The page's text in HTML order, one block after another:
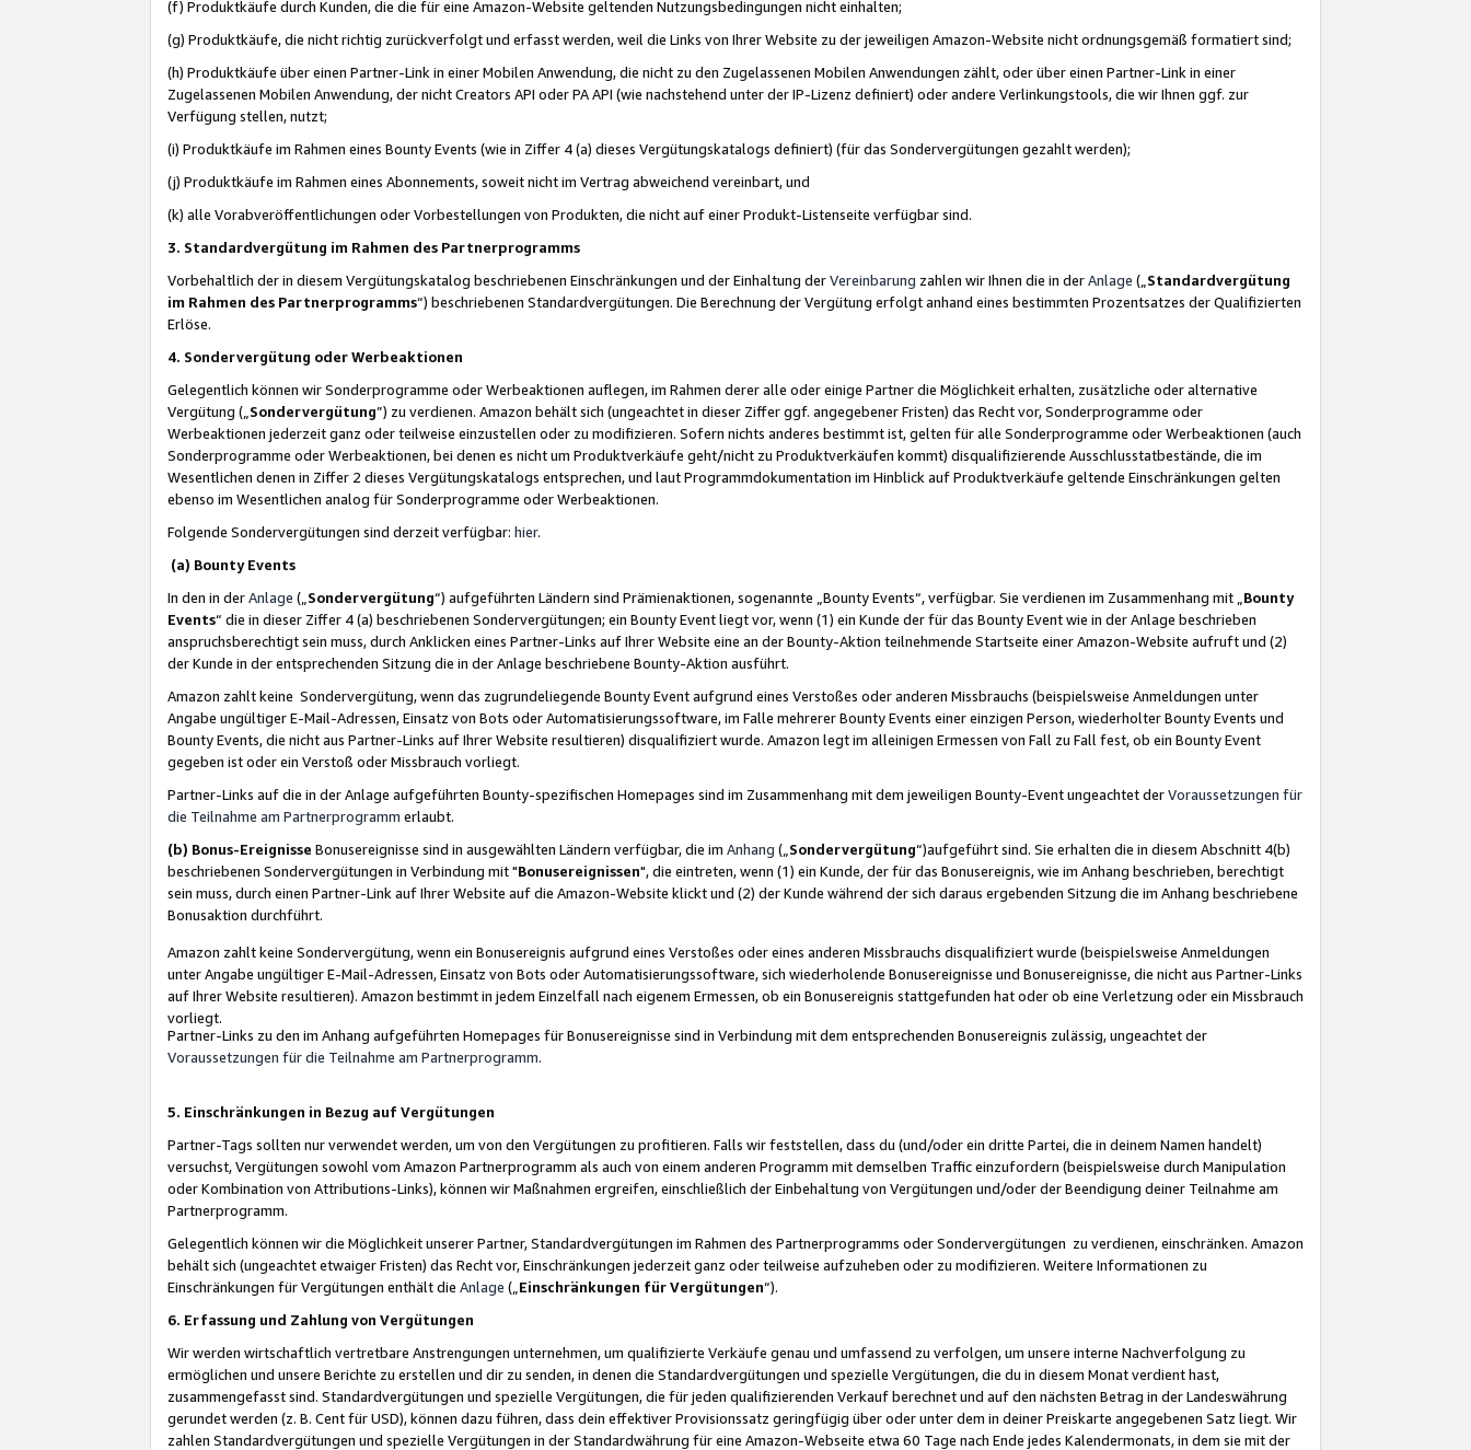
(f) Produktkäufe durch Kunden, die die für eine Amazon-Website geltenden Nutzungsbedingungen nicht einhalten;
(g) Produktkäufe, die nicht richtig zurückverfolgt und erfasst werden, weil die Links von Ihrer Website zu der jeweiligen Amazon-Website nicht ordnungsgemäß formatiert sind;
(h) Produktkäufe über einen Partner-Link in einer Mobilen Anwendung, die nicht zu den Zugelassenen Mobilen Anwendungen zählt, oder über einen Partner-Link in einer
Zugelassenen Mobilen Anwendung, der nicht Creators API oder PA API (wie nachstehend unter der IP-Lizenz definiert) oder andere Verlinkungstools, die wir Ihnen ggf. zur
Verfügung stellen, nutzt;
(i) Produktkäufe im Rahmen eines Bounty Events (wie in Ziffer 4 (a) dieses Vergütungskatalogs definiert) (für das Sondervergütungen gezahlt werden);
(j) Produktkäufe im Rahmen eines Abonnements, soweit nicht im Vertrag abweichend vereinbart, und
(k) alle Vorabveröffentlichungen oder Vorbestellungen von Produkten, die nicht auf einer Produkt-Listenseite verfügbar sind.
3. Standardvergütung im Rahmen des Partnerprogramms
Vorbehaltlich der in diesem Vergütungskatalog beschriebenen Einschränkungen und der Einhaltung derVereinbarung zahlen wir Ihnen die in derAnlage („ Standardvergütung
im Rahmen des Partnerprogramms“) beschriebenen Standardvergütungen. Die Berechnung der Vergütung erfolgt anhand eines bestimmten Prozentsatzes der Qualifizierten
Erlöse.
4. Sondervergütung oder Werbeaktionen
Gelegentlich können wir Sonderprogramme oder Werbeaktionen auflegen, im Rahmen derer alle oder einige Partner die Möglichkeit erhalten, zusätzliche oder alternative
Vergütung („ Sondervergütung”) zu verdienen. Amazon behält sich (ungeachtet in dieser Ziffer ggf. angegebener Fristen) das Recht vor, Sonderprogramme oder
Werbeaktionen jederzeit ganz oder teilweise einzustellen oder zu modifizieren. Sofern nichts anderes bestimmt ist, gelten für alle Sonderprogramme oder Werbeaktionen (auch
Sonderprogramme oder Werbeaktionen, bei denen es nicht um Produktverkäufe geht/nicht zu Produktverkäufen kommt) disqualifizierende Ausschlusstatbestände, die im
Wesentlichen denen in Ziffer 2 dieses Vergütungskatalogs entsprechen, und laut Programmdokumentation im Hinblick auf Produktverkäufe geltende Einschränkungen gelten
ebenso im Wesentlichen analog für Sonderprogramme oder Werbeaktionen.
Folgende Sondervergütungen sind derzeit verfügbar: hier.
(a) Bounty Events
In den in derAnlage („ Sondervergütung“) aufgeführten Ländern sind Prämienaktionen, sogenannte „Bounty Events“, verfügbar. Sie verdienen im Zusammenhang mit „ Bounty
Events“ die in dieser Ziffer 4 (a) beschriebenen Sondervergütungen; ein Bounty Event liegt vor, wenn (1) ein Kunde der für das Bounty Event wie in der Anlage beschrieben
anspruchsberechtigt sein muss, durch Anklicken eines Partner-Links auf Ihrer Website eine an der Bounty-Aktion teilnehmende Startseite einer Amazon-Website aufruft und (2)
der Kunde in der entsprechenden Sitzung die in der Anlage beschriebene Bounty-Aktion ausführt.
Amazon zahlt keine Sondervergütung, wenn das zugrundeliegende Bounty Event aufgrund eines Verstoßes oder anderen Missbrauchs (beispielsweise Anmeldungen unter
Angabe ungültiger E-Mail-Adressen, Einsatz von Bots oder Automatisierungssoftware, im Falle mehrerer Bounty Events einer einzigen Person, wiederholter Bounty Events und
Bounty Events, die nicht aus Partner-Links auf Ihrer Website resultieren) disqualifiziert wurde. Amazon legt im alleinigen Ermessen von Fall zu Fall fest, ob ein Bounty Event
gegeben ist oder ein Verstoß oder Missbrauch vorliegt.
Partner-Links auf die in der Anlage aufgeführten Bounty-spezifischen Homepages sind im Zusammenhang mit dem jeweiligen Bounty-Event ungeachtet derVoraussetzungen für
die Teilnahme am Partnerprogramm erlaubt.
(b) Bonus-Ereignisse Bonusereignisse sind in ausgewählten Ländern verfügbar, die im Anhang („ Sondervergütung“)aufgeführt sind. Sie erhalten die in diesem Abschnitt 4(b)
beschriebenen Sondervergütungen in Verbindung mit "Bonusereignissen", die eintreten, wenn (1) ein Kunde, der für das Bonusereignis, wie im Anhang beschrieben, berechtigt
sein muss, durch einen Partner-Link auf Ihrer Website auf die Amazon-Website klickt und (2) der Kunde während der sich daraus ergebenden Sitzung die im Anhang beschriebene
Bonusaktion durchführt.
Amazon zahlt keine Sondervergütung, wenn ein Bonusereignis aufgrund eines Verstoßes oder eines anderen Missbrauchs disqualifiziert wurde (beispielsweise Anmeldungen
unter Angabe ungültiger E-Mail-Adressen, Einsatz von Bots oder Automatisierungssoftware, sich wiederholende Bonusereignisse und Bonusereignisse, die nicht aus Partner-Links
auf Ihrer Website resultieren). Amazon bestimmt in jedem Einzelfall nach eigenem Ermessen, ob ein Bonusereignis stattgefunden hat oder ob eine Verletzung oder ein Missbrauch
vorliegt.
Partner-Links zu den im Anhang aufgeführten Homepages für Bonusereignisse sind in Verbindung mit dem entsprechenden Bonusereignis zulässig, ungeachtet der
Voraussetzungen für die Teilnahme am Partnerprogramm.
5. Einschränkungen in Bezug auf Vergütungen
Partner-Tags sollten nur verwendet werden, um von den Vergütungen zu profitieren. Falls wir feststellen, dass du (und/oder ein dritte Partei, die in deinem Namen handelt)
versuchst, Vergütungen sowohl vom Amazon Partnerprogramm als auch von einem anderen Programm mit demselben Traffic einzufordern (beispielsweise durch Manipulation
oder Kombination von Attributions-Links), können wir Maßnahmen ergreifen, einschließlich der Einbehaltung von Vergütungen und/oder der Beendigung deiner Teilnahme am
Partnerprogramm.
Gelegentlich können wir die Möglichkeit unserer Partner, Standardvergütungen im Rahmen des Partnerprogramms oder Sondervergütungen zu verdienen, einschränken. Amazon
behält sich (ungeachtet etwaiger Fristen) das Recht vor, Einschränkungen jederzeit ganz oder teilweise aufzuheben oder zu modifizieren. Weitere Informationen zu
Einschränkungen für Vergütungen enthält die Anlage („ Einschränkungen für Vergütungen“).
6. Erfassung und Zahlung von Vergütungen
Wir werden wirtschaftlich vertretbare Anstrengungen unternehmen, um qualifizierte Verkäufe genau und umfassend zu verfolgen, um unsere interne Nachverfolgung zu
ermöglichen und unsere Berichte zu erstellen und dir zu senden, in denen die Standardvergütungen und spezielle Vergütungen, die du in diesem Monat verdient hast,
zusammengefasst sind. Standardvergütungen und spezielle Vergütungen, die für jeden qualifizierenden Verkauf berechnet und auf den nächsten Betrag in der Landeswährung
gerundet werden (z. B. Cent für USD), können dazu führen, dass dein effektiver Provisionssatz geringfügig über oder unter dem in deiner Preiskarte angegebenen Satz liegt. Wir
zahlen Standardvergütungen und spezielle Vergütungen in der Standardwährung für eine Amazon-Webseite etwa 60 Tage nach Ende jedes Kalendermonats, in dem sie mit der